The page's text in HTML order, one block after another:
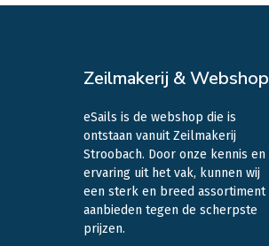
Zeilmakerij & Webshop
eSails is de webshop die is
ontstaan vanuit Zeilmakerij
Stroobach. Door onze kennis en
ervaring uit het vak, kunnen wij
een sterk en breed assortiment
aanbieden tegen de scherpste
prijzen.